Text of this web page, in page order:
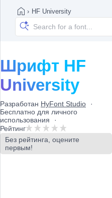
› HF University
Шрифт HF
University
Разработан HyFont Studio
Бесплатно для личного
использования
Рейтинг
Без рейтинга, оцените
первым!